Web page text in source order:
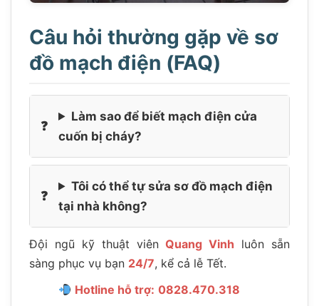
Câu hỏi thường gặp về sơ
đồ mạch điện (FAQ)
Làm sao để biết mạch điện cửa
cuốn bị cháy?
Tôi có thể tự sửa sơ đồ mạch điện
tại nhà không?
Đội ngũ kỹ thuật viênQuang Vinh luôn sẵn
sàng phục vụ bạn 24/7, kể cả lễ Tết.
Hotline hỗ trợ: 0828.470.318